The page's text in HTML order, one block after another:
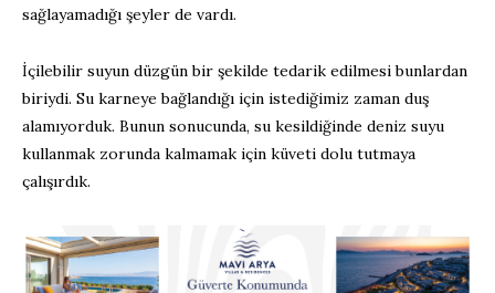
sağlayamadığı şeyler de vardı.
İçilebilir suyun düzgün bir şekilde tedarik edilmesi bunlardan
biriydi. Su karneye bağlandığı için istediğimiz zaman duş
alamıyorduk. Bunun sonucunda, su kesildiğinde deniz suyu
kullanmak zorunda kalmamak için küveti dolu tutmaya
çalışırdık.